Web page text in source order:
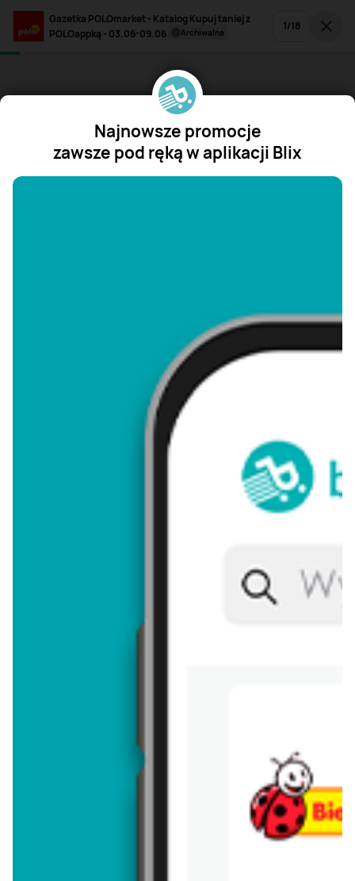
Gazetka POLOmarket - Katalog Kupuj taniej z
POLOappką - 03.06-09.06
archiwalna 1/18
Najnowsze promocje
zawsze pod ręką w aplikacji Blix
"/>